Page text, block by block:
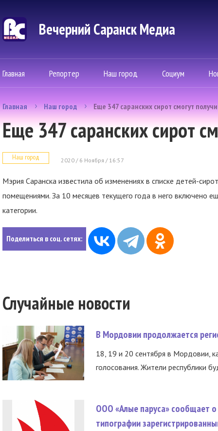
Вечерний Саранск Mедиа
Главная Репортер Наш город Социум
Главная Наш город Еще 347 саранских сирот смогут
Еще 347 саранских сирот
Наш город 2020 / 6 Ноября / 16:57
Мэрия Саранска известила об изменениях в списке детей-
помещениями. За 10 месяцев текущего года в него включено
категории.
Поделиться в соц. сетях:
Случайные новости
В Мордовии продолжается
18, 19 и 20 сентября в Мордовии,
голосования. Жители республики
ООО «Алые паруса» сообщает о
типографии